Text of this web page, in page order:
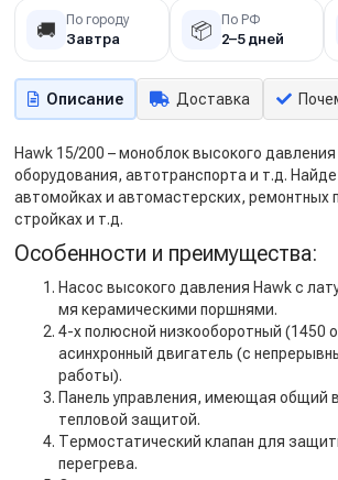
🚚 По городу
Завтра 📦 По РФ
2–5 дней
Описание Доставка
Hawk 15/200 – моноблок высокого
оборудования, автотранспорта и т.д.
автомойках и автомастерских, ремонтных
стройках и т.д.
Особенности и преимущества:
Насос высокого давления Hawk с
мя керамическими поршнями.
4-х полюсной низкооборотный (1450
асинхронный двигатель (с
работы).
Панель управления, имеющая общий
тепловой защитой.
Термостатический клапан для
перегрева.